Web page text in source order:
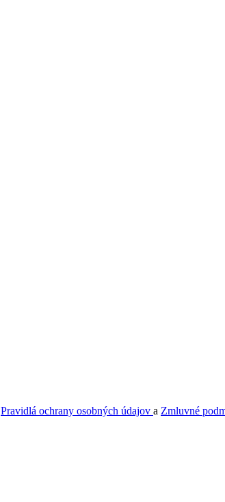
Pravidlá ochrany osobných údajov a Zmluvné